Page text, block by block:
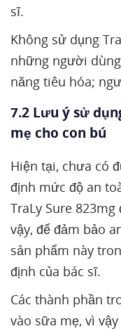
sĩ.
Không sử dụng
những người
năng tiêu hóa;
7.2 Lưu ý sử
mẹ cho con bú
Hiện tại, chưa có
định mức độ an
TraLy Sure
vậy, để đảm bảo
sản phẩm này
định của bác sĩ.
Các thành phần
vào sữa mẹ, vì